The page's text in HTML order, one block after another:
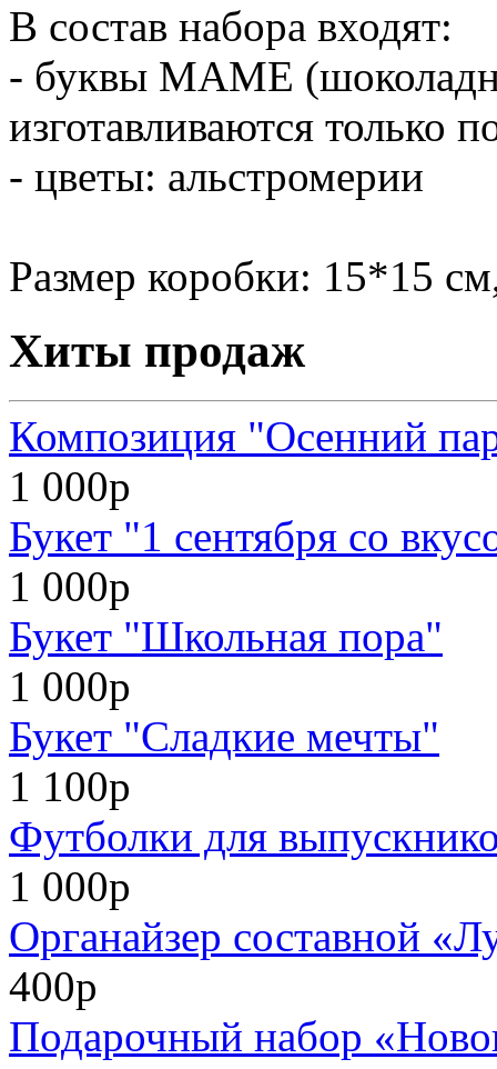
В состав набора входят:
- буквы МАМЕ
изготавливаются только
- цветы: альстромерии
Размер коробки: 15*15
Хиты продаж
Композиция "Осенний
1 000р
Букет "1 сентября со
1 000р
Букет "Школьная пора"
1 000р
Букет "Сладкие мечты"
1 100р
Футболки для
1 000р
Органайзер составной
400р
Подарочный набор